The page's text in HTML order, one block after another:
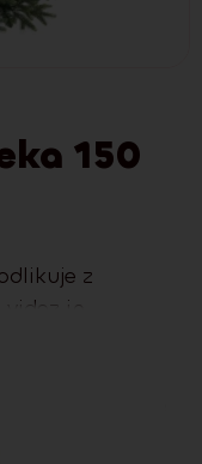
150
z
in
z
poda tako
Model že